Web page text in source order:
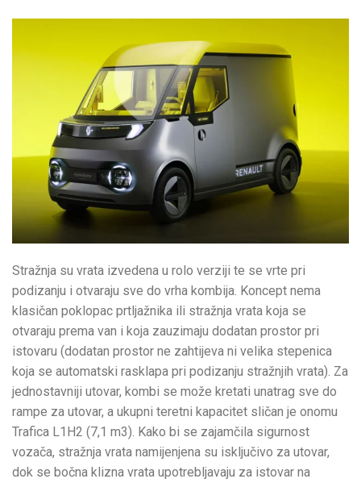
Stražnja su vrata izvedena u rolo verziji te se vrte pri
podizanju i otvaraju sve do vrha kombija. Koncept nema
klasičan poklopac prtljažnika ili stražnja vrata koja se
otvaraju prema van i koja zauzimaju dodatan prostor pri
istovaru (dodatan prostor ne zahtijeva ni velika stepenica
koja se automatski rasklapa pri podizanju stražnjih vrata). Za
jednostavniji utovar, kombi se može kretati unatrag sve do
rampe za utovar, a ukupni teretni kapacitet sličan je onomu
Trafica L1H2 (7,1 m3). Kako bi se zajamčila sigurnost
vozača, stražnja vrata namijenjena su isključivo za utovar,
dok se bočna klizna vrata upotrebljavaju za istovar na